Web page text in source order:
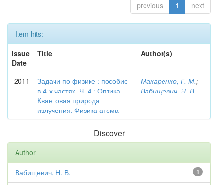
previous 1 next
Item hits:
Issue
Date
Title Author(s)
2011
Задачи по физике : пособие
в 4-х частях. Ч. 4 : Оптика.
Квантовая природа
излучения. Физика атома
Макаренко, Г. М.;
Вабищевич, Н. В.
Discover
Author
1
Вабищевич, Н. В.